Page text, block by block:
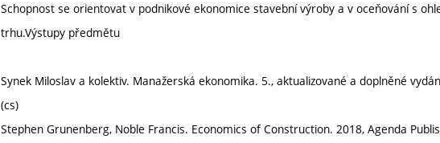
Schopnost se orientovat v podnikové ekonomice stavební výroby a v oceňování s
trhu.Výstupy předmětu
Synek Miloslav a kolektiv. Manažerská ekonomika. 5., aktualizované a doplněné
(cs)
Stephen Grunenberg, Noble Francis. Economics of Construction. 2018, Agenda